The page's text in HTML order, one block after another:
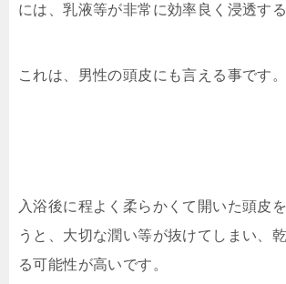
には、乳液等が非常に効率良く浸透する
これは、男性の頭皮にも言える事です。
入浴後に程よく柔らかくて開いた頭皮
うと、大切な潤い等が抜けてしまい、
る可能性が高いです。